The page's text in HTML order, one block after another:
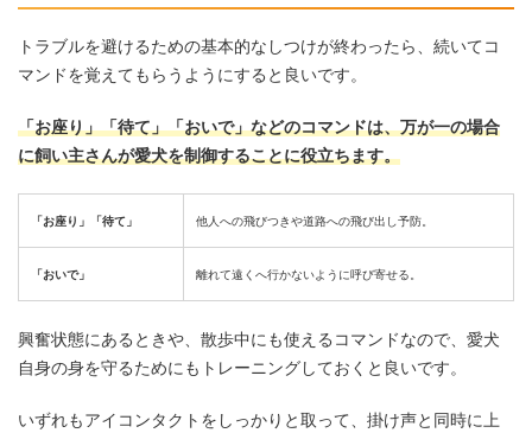
トラブルを避けるための基本的なしつけが終わったら、続いてコ
マンドを覚えてもらうようにすると良いです。
「お座り」「待て」「おいで」などのコマンドは、万が一の場合
に飼い主さんが愛犬を制御することに役立ちます。
「お座り」「待て」 他人への飛びつきや道路への飛び出し予防。
「おいで」 離れて遠くへ行かないように呼び寄せる。
興奮状態にあるときや、散歩中にも使えるコマンドなので、愛犬
自身の身を守るためにもトレーニングしておくと良いです。
いずれもアイコンタクトをしっかりと取って、掛け声と同時に上